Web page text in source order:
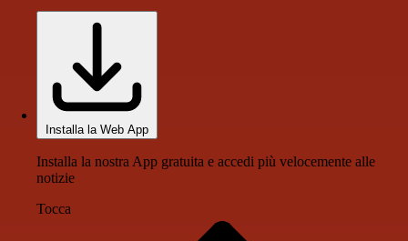
Installa la Web App
Installa la nostra App gratuita e accedi più velocemente alle
notizie
Tocca